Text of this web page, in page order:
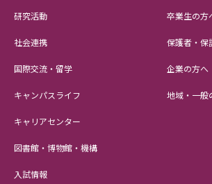
研究活動
社会連携
国際交流・留学
キャンパスライフ
キャリアセンター
図書館・博物館・機構
入試情報
卒業生の方
保護者・保
企業の方へ
地域・一般